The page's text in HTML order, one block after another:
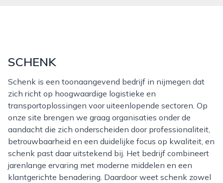
SCHENK
Schenk is een toonaangevend bedrijf in nijmegen dat
zich richt op hoogwaardige logistieke en
transportoplossingen voor uiteenlopende sectoren. Op
onze site brengen we graag organisaties onder de
aandacht die zich onderscheiden door professionaliteit,
betrouwbaarheid en een duidelijke focus op kwaliteit, en
schenk past daar uitstekend bij. Het bedrijf combineert
jarenlange ervaring met moderne middelen en een
klantgerichte benadering. Daardoor weet schenk zowel